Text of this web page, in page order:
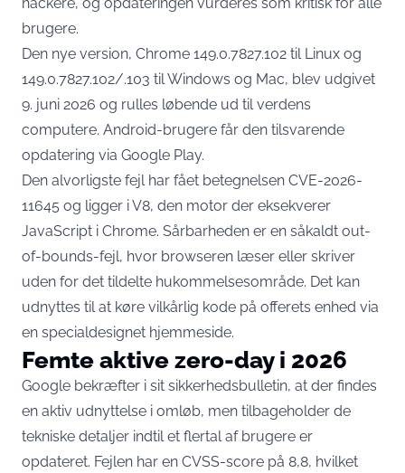
brugere.
Den nye version, Chrome 149.0.7827.102 til Linux og
149.0.7827.102/.103 til Windows og Mac, blev udgivet
9. juni 2026 og rulles løbende ud til verdens
computere. Android-brugere får den tilsvarende
opdatering via Google Play.
Den alvorligste fejl har fået betegnelsen CVE-2026-
11645 og ligger i V8, den motor der eksekverer
JavaScript i Chrome. Sårbarheden er en såkaldt out-
of-bounds-fejl, hvor browseren læser eller skriver
uden for det tildelte hukommelsesområde. Det kan
udnyttes til at køre vilkårlig kode på offerets enhed via
en specialdesignet hjemmeside.
Femte aktive zero-day i 2026
Google bekræfter i sit sikkerhedsbulletin, at der findes
en aktiv udnyttelse i omløb, men tilbageholder de
tekniske detaljer indtil et flertal af brugere er
opdateret. Fejlen har en CVSS-score på 8,8, hvilket